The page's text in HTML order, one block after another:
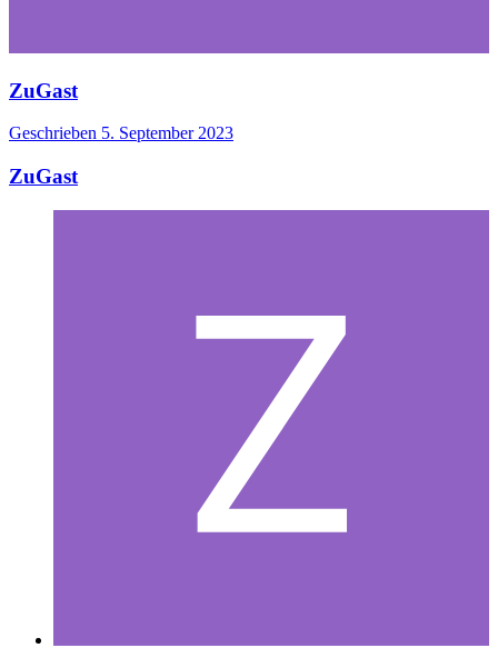
ZuGast
Geschrieben 5. September 2023
ZuGast